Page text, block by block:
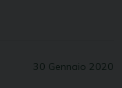
30 Gennaio 2020